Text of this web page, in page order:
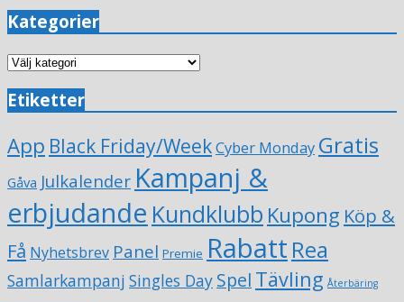
Kategorier
Kategorier
Etiketter
App Black Friday/WeekCyber Monday Gratis
Gåva Julkalender Kampanj &
erbjudande Kundklubb Kupong Köp &
Få Nyhetsbrev Panel Premie Rabatt Rea
Samlarkampanj Singles Day Spel Tävling Återbäring